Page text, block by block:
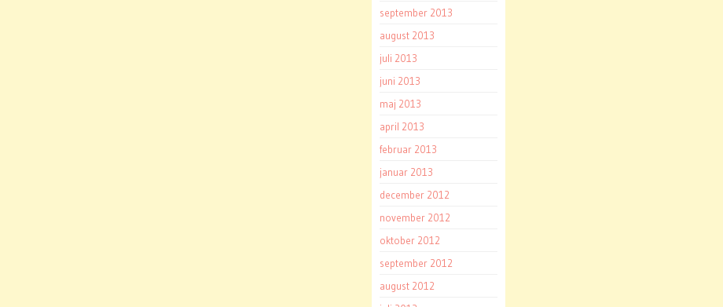
september 2013
august 2013
juli 2013
juni 2013
maj 2013
april 2013
februar 2013
januar 2013
december 2012
november 2012
oktober 2012
september 2012
august 2012